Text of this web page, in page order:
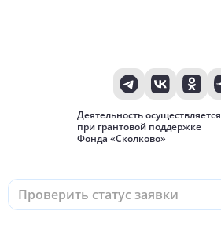
Деятельность осуществляется
при грантовой поддержке
Фонда «Сколково»